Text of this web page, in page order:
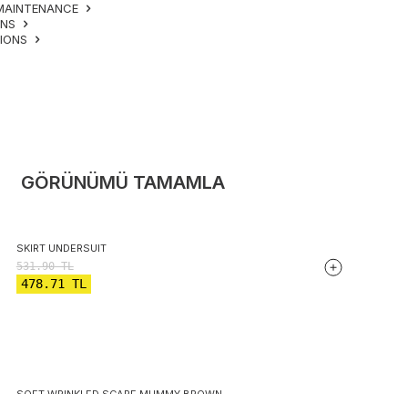
GÖRÜNÜMÜ TAMAMLA
SKIRT UNDERSUIT
531.90TL
478.71 TL